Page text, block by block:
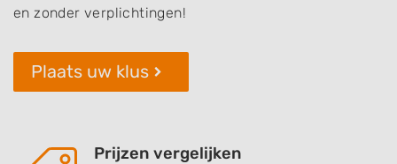
en zonder verplichtingen!
Plaats uw klus
Prijzen vergelijken